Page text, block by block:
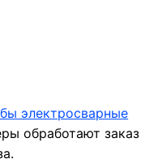
электросварные
обработают заказ